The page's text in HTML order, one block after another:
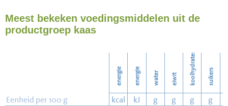
Strijken 44
51
Meest bekeken voedingsmiddelen uit de
productgroep kaas
energie energie water eiwit koolhydraten suikers
Eenheid per 100 g kcal kJ g g g g